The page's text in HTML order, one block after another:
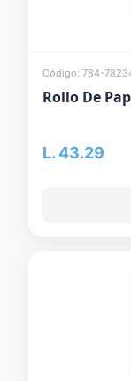
Código: 784-
Rollo De
L. 43.29